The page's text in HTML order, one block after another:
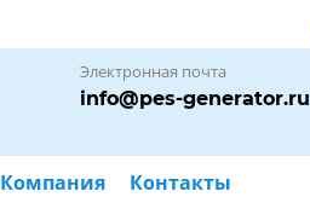
Электронная почта
info@pes-generator.ru
Компания Контакты